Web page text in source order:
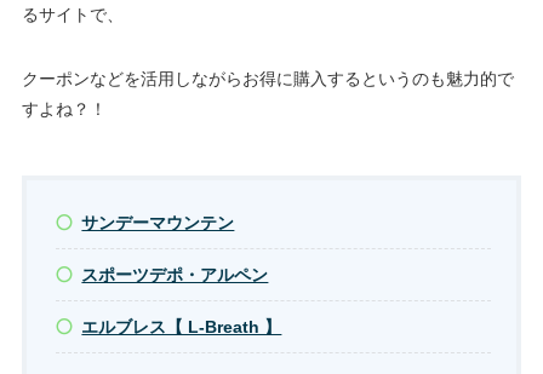
るサイトで、
クーポンなどを活用しながらお得に購入するというのも魅力的で
すよね？！
サンデーマウンテン
スポーツデポ・アルペン
エルブレス【 L-Breath 】